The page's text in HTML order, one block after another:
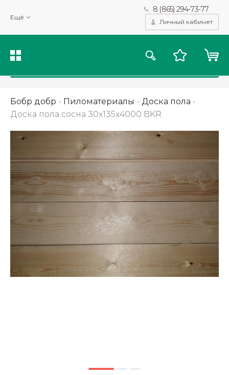
Ещё
8 (865) 294-73-77
Личный кабинет
Бобр добр - Пиломатериалы - Доска пола -
Доска пола сосна 30х135х4000 BKR
Мы используем файлы cookie и другие подобные технологии
для получения данных с целью сбора статистики, повышения
качества рекомендаций и предоставления вам возможности
персонализированного просмотра.Подробнее